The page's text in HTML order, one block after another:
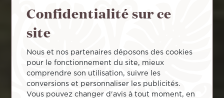
Confidentialité sur ce
site
Nous et nos partenaires déposons des cookies
pour le fonctionnement du site, mieux
comprendre son utilisation, suivre les
conversions et personnaliser les publicités.
Vous pouvez changer d'avis à tout moment, en